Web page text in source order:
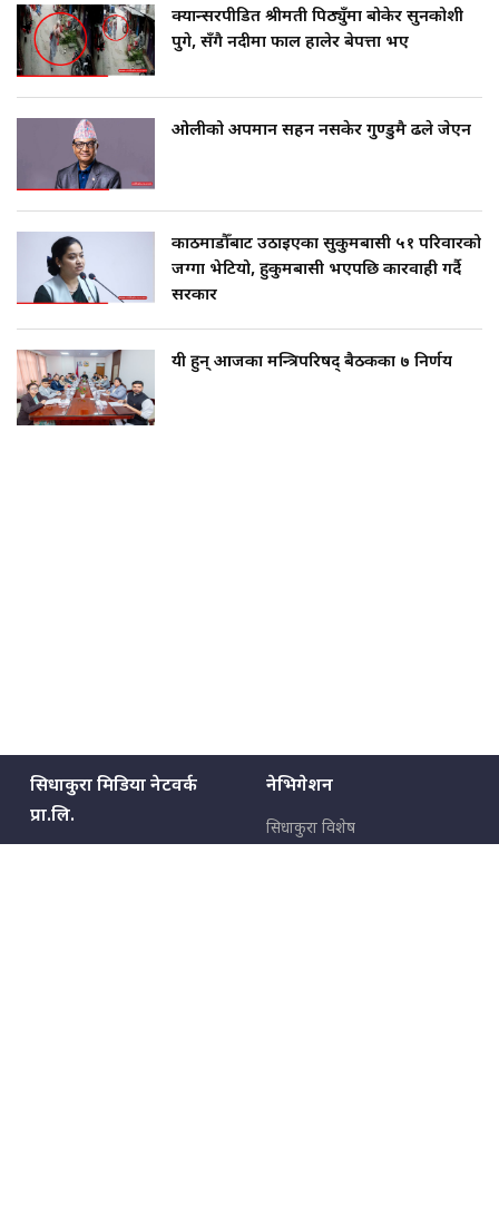
क्यान्सरपीडित श्रीमती पिठ्युँमा बोकेर सुनकोशी
पुगे, सँगै नदीमा फाल हालेर बेपत्ता भए
ओलीको अपमान सहन नसकेर गुण्डुमै ढले जेएन
काठमाडौँबाट उठाइएका सुकुमबासी ५१ परिवारको
जग्गा भेटियो, हुकुमबासी भएपछि कारवाही गर्दै
सरकार
यी हुन् आजका मन्त्रिपरिषद् बैठकका ७ निर्णय
सिधाकुरा मिडिया नेटवर्क
प्रा.लि.
नेभिगेशन
सिधाकुरा विशेष